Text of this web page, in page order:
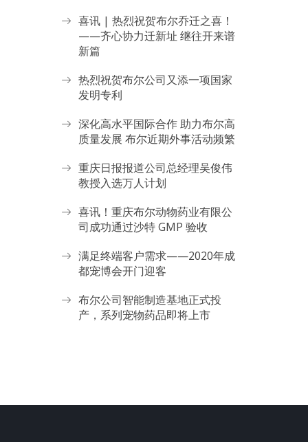
喜讯 | 热烈祝贺布尔乔迁之喜！
——齐心协力迁新址 继往开来谱
新篇
热烈祝贺布尔公司又添一项国家
发明专利
深化高水平国际合作 助力布尔高
质量发展 布尔近期外事活动频繁
重庆日报报道公司总经理吴俊伟
教授入选万人计划
喜讯！重庆布尔动物药业有限公
司成功通过沙特 GMP 验收
满足终端客户需求——2020年成
都宠博会开门迎客
布尔公司智能制造基地正式投
产，系列宠物药品即将上市